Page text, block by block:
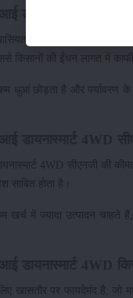
इसका CNG आधारित
किसानों की ईंधन लागत में
छोड़ता है और पर्यावरण के
4WD सीएनजी
होता है।
खर्च में ज्यादा उत्पादन
खासतौर पर फायदेमंद है,